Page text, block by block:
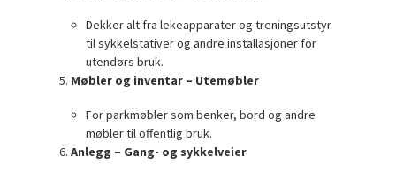
Dekker alt fra lekeapparater og treningsutstyr
til sykkelstativer og andre installasjoner for
utendørs bruk.
Møbler og inventar – Utemøbler
For parkmøbler som benker, bord og andre
møbler til offentlig bruk.
Anlegg – Gang- og sykkelveier